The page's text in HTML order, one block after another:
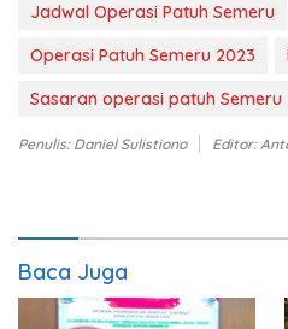
Jadwal Operasi Patuh Semeru
Operasi Patuh Semeru 2023
Sasaran operasi patuh Semeru
Penulis: Daniel Sulistiono Editor:
Baca Juga